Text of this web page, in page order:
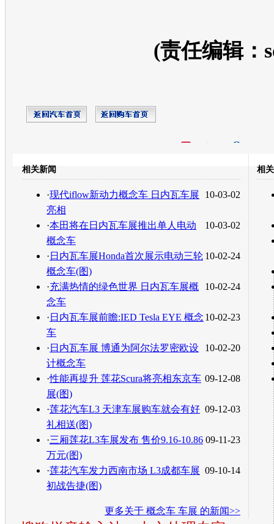
(责任编辑：
转发至：
相关新闻
10-03-02
·现代iflow新动力概念车 日内瓦车展
亮相
10-03-02
·本田将在日内瓦车展推出单人电动
概念车
10-02-24
· 日内瓦车展Honda首次展示电动三轮
概念车(图)
10-02-24
·充满热情的绿色世界 日内瓦车展概
念车
10-02-23
· 日内瓦车展前瞻:IED Tesla EYE 概念
车
10-02-20
· 日内瓦车展 博通为阿尔法罗密欧设
计概念车
09-12-08
·性能再提升 莲花Scura将亮相东京车
展(图)
09-12-03
·莲花汽车L3 天津车展购车就会有好
礼相送(图)
09-11-23
·三厢莲花L3车展发布 售价9.16-10.86
万元(图)
09-10-14
·莲花汽车发力西南市场 L3成都车展
初战告捷(图)
更多关于 概念车 车展 的新闻>>
相